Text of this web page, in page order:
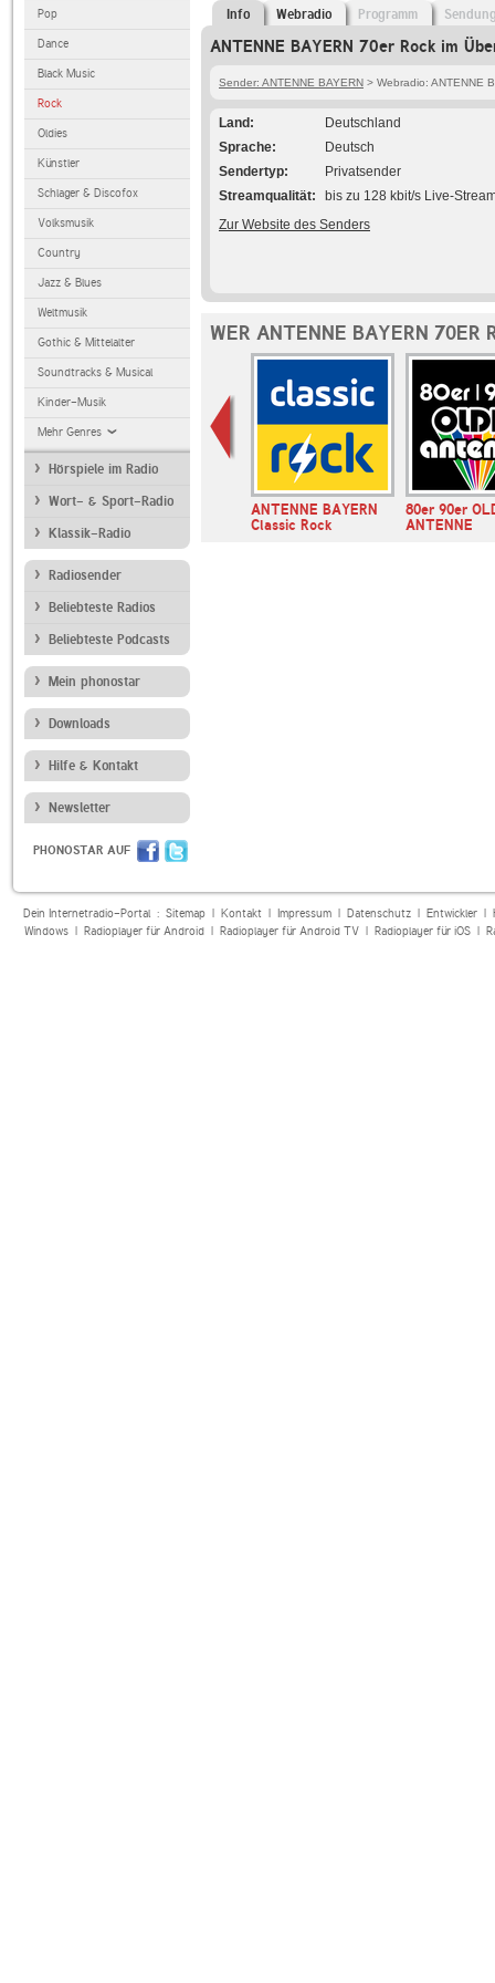
Pop
Dance
Black Music
Rock
Oldies
Künstler
Schlager & Discofox
Volksmusik
Country
Jazz & Blues
Weltmusik
Gothic & Mittelalter
Soundtracks & Musical
Kinder-Musik
Mehr Genres
Hörspiele im Radio
Wort- & Sport-Radio
Klassik-Radio
Radiosender
Beliebteste Radios
Beliebteste Podcasts
Mein phonostar
Downloads
Hilfe & Kontakt
Newsletter
PHONOSTAR AUF
Info Webradio Programm
ANTENNE BAYERN 70er Rock im
Sender: ANTENNE BAYERN > Webradio: ANTENNE
Land
Deutschland
Sprache
Deutsch
Sendertyp
Privatsender
Streamqualität
bis zu 128 kbit/s Live-
Zur Website des Senders
WER ANTENNE BAYERN 70ER
Hitradio Ö3
ANTENNE BAYERN
Classic Rock
80er 90er
ANTENNE
Dein Internetradio-Portal : Sitemap| Kontakt| Impressum| Datenschutz| Entwickler|
Windows| Radioplayer für Android| Radioplayer für Android TV| Radioplayer für iOS|